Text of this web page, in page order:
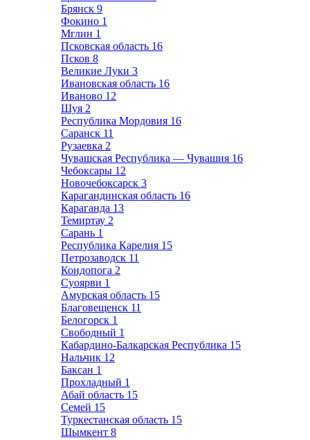
Брянск 9
Фокино 1
Мглин 1
Псковская область 16
Псков 8
Великие Луки 3
Ивановская область 16
Иваново 12
Шуя 2
Республика Мордовия 16
Саранск 11
Рузаевка 2
Чувашская Республика — Чувашия 16
Чебоксары 12
Новочебоксарск 3
Карагандинская область 16
Караганда 13
Темиртау 2
Сарань 1
Республика Карелия 15
Петрозаводск 11
Кондопога 2
Суоярви 1
Амурская область 15
Благовещенск 11
Белогорск 1
Свободный 1
Кабардино-Балкарская Республика 15
Нальчик 12
Баксан 1
Прохладный 1
Абай область 15
Семей 15
Туркестанская область 15
Шымкент 8